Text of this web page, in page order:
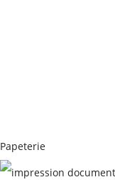
Papeterie